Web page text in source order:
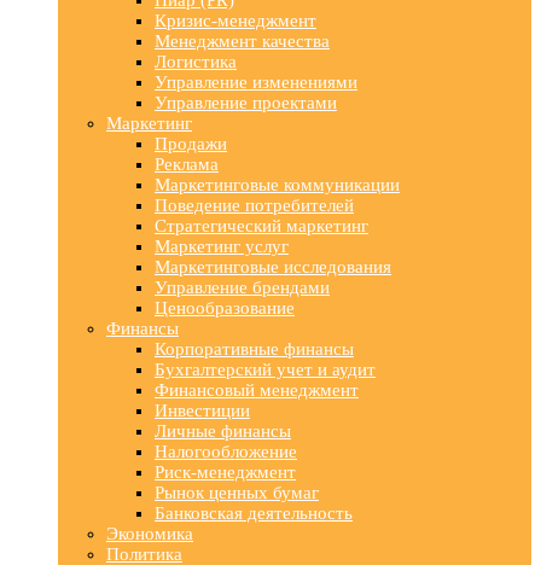
Кризис-менеджмент
Менеджмент качества
Логистика
Управление изменениями
Управление проектами
Маркетинг
Продажи
Реклама
Маркетинговые коммуникации
Поведение потребителей
Стратегический маркетинг
Маркетинг услуг
Маркетинговые исследования
Управление брендами
Ценообразование
Финансы
Корпоративные финансы
Бухгалтерский учет и аудит
Финансовый менеджмент
Инвестиции
Личные финансы
Налогообложение
Риск-менеджмент
Рынок ценных бумаг
Банковская деятельность
Экономика
Политика